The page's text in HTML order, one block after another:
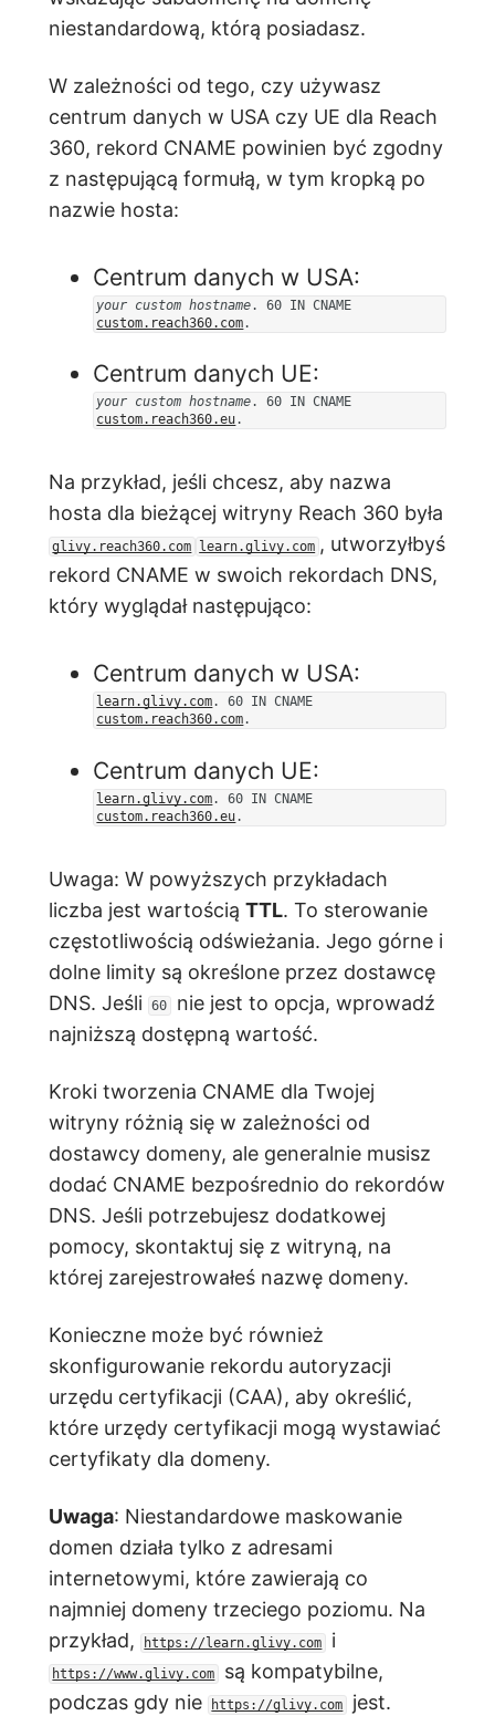
niestandardową, którą posiadasz.
W zależności od tego, czy używasz
centrum danych w USA czy UE dla Reach
360, rekord CNAME powinien być zgodny
z następującą formułą, w tym kropką po
nazwie hosta:
Centrum danych w USA:
your custom hostname. 60 IN CNAME
custom.reach360.com.
Centrum danych UE:
your custom hostname. 60 IN CNAME
custom.reach360.eu.
Na przykład, jeśli chcesz, aby nazwa
hosta dla bieżącej witryny Reach 360 była
glivy.reach360.com learn.glivy.com , utworzyłbyś
rekord CNAME w swoich rekordach DNS,
który wyglądał następująco:
Centrum danych w USA:
learn.glivy.com. 60 IN CNAME
custom.reach360.com.
Centrum danych UE:
learn.glivy.com. 60 IN CNAME
custom.reach360.eu.
Uwaga: W powyższych przykładach
liczba jest wartością TTL. To sterowanie
częstotliwością odświeżania. Jego górne i
dolne limity są określone przez dostawcę
DNS. Jeśli
60 nie jest to opcja, wprowadź
najniższą dostępną wartość.
Kroki tworzenia CNAME dla Twojej
witryny różnią się w zależności od
dostawcy domeny, ale generalnie musisz
dodać CNAME bezpośrednio do rekordów
DNS. Jeśli potrzebujesz dodatkowej
pomocy, skontaktuj się z witryną, na
której zarejestrowałeś nazwę domeny.
Konieczne może być również
skonfigurowanie rekordu autoryzacji
urzędu certyfikacji (CAA), aby określić,
które urzędy certyfikacji mogą wystawiać
certyfikaty dla domeny.
Uwaga: Niestandardowe maskowanie
domen działa tylko z adresami
internetowymi, które zawierają co
najmniej domeny trzeciego poziomu. Na
przykład,
https://learn.glivy.com i
https://www.glivy.com są kompatybilne,
podczas gdy nie
https://glivy.com jest.